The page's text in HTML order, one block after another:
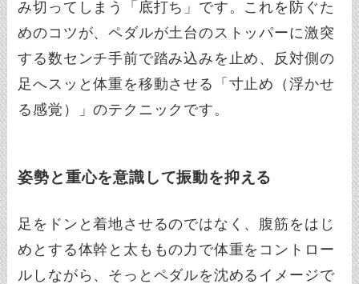
み切ってしまう「底打ち」です。これを防ぐた
めのコツが、ペダルが土台のストッパーに激突
する数センチ手前で踏み込みを止め、反対側の
足へスッと体重を移動させる「寸止め（浮かせ
る感覚）」のテクニックです。
姿勢と重心を意識して振動を抑える
足をドンと着地させるのではなく、腹筋をはじ
めとする体幹と太ももの力で体重をコントロー
ルしながら、そっとペダルを沈めるイメージで